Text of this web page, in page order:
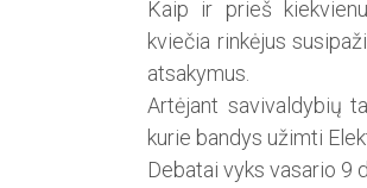
Kaip ir prieš
kviečia rinkėjus
atsakymus.
Artėjant savivaldybių
kurie bandys užimti
Debatai vyks vasario 9